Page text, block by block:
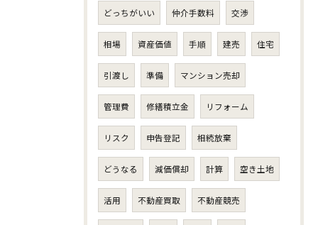
どっちがいい 仲介手数料 交渉
相場 資産価値 手順 建売 住宅
引渡し 準備 マンション売却
管理費 修繕積立金 リフォーム
リスク 申告登記 相続放棄
どうなる 減価償却 計算 空き土地
活用 不動産買取 不動産競売